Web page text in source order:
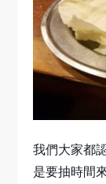
我們大家都
是要抽時間